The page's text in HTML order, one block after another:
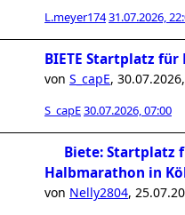
L.meyer17431.07.2026,
BIETE Startplatz
von S_capE,
S_capE30.07.2026, 07:00
Biete: Startplatz
Halbmarathon in
von Nelly2804,